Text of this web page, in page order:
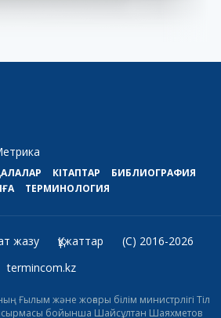
КІТАПТАР
БИБЛИОГРАФИЯ
ТЕРМИНОЛОГИЯ
жазу Құжаттар
(C) 2016-2026
termincom.kz
Ғылым және жоғары білім министрлігі Тіл
бойынша Шайсұлтан Шаяхметов